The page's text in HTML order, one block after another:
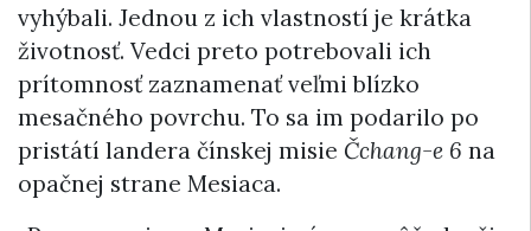
vyhýbali. Jednou z ich vlastností je krátka
životnosť. Vedci preto potrebovali ich
prítomnosť zaznamenať veľmi blízko
mesačného povrchu. To sa im podarilo po
pristátí landera čínskej misie Čchang-e 6 na
opačnej strane Mesiaca.